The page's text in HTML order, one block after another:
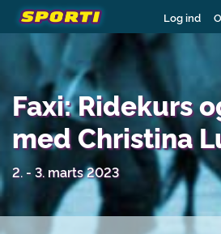
Log ind
Faxi: Ridekurs
med Christina
2. - 3. marts 2023